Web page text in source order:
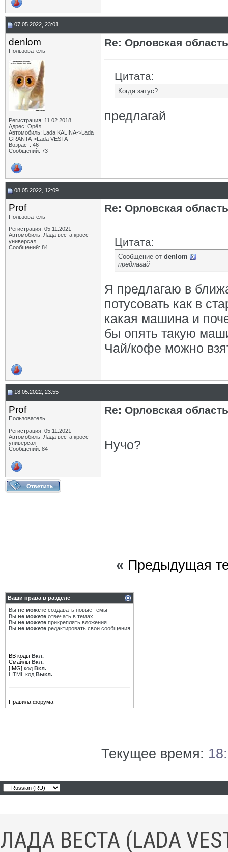
07.05.2022, 23:01
denlom
Пользователь
Регистрация: 11.02.2018
Адрес: Орёл
Автомобиль: Lada KALINA->Lada
GRANTA->Lada VESTA
Возраст: 46
Сообщений: 73
Re: Орловская область
Цитата:
Когда затус?
предлагай
08.05.2022, 12:09
Prof
Пользователь
Регистрация: 05.11.2021
Автомобиль: Лада веста кросс
универсал
Сообщений: 84
Re: Орловская область
Цитата:
Сообщение от denlom
предлагай
Я предлагаю в
потусовать как в
какая машина и
бы опять такую
Чай/кофе можно
18.05.2022, 23:55
Prof
Пользователь
Регистрация: 05.11.2021
Автомобиль: Лада веста кросс
универсал
Сообщений: 84
Re: Орловская область
Нучо?
« Предыдущая
Ваши права в разделе
Вы не можете создавать новые темы
Вы не можете отвечать в темах
Вы не можете прикреплять вложения
Вы не можете редактировать свои сообщения
BB коды Вкл.
Смайлы Вкл.
[IMG] код Вкл.
HTML код Выкл.
Правила форума
Текущее время:
ЛАДА ВЕСТА (LADA